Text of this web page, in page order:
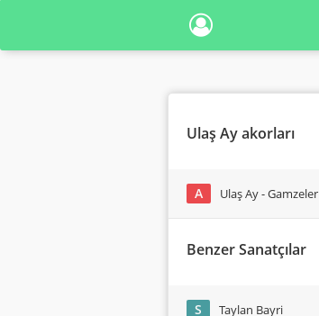
Ulaş Ay akorları
A Ulaş Ay - Gamzeler
Benzer Sanatçılar
S Taylan Bayri